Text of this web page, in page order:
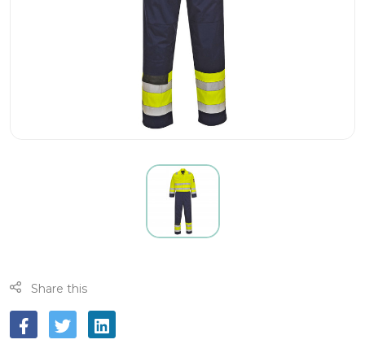
Share this